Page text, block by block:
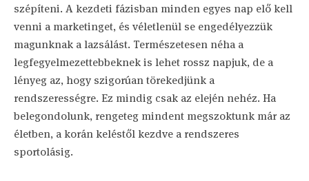
szépíteni. A kezdeti fázisban minden egyes nap elő kell
venni a marketinget, és véletlenül se engedélyezzük
magunknak a lazsálást. Természetesen néha a
legfegyelmezettebbeknek is lehet rossz napjuk, de a
lényeg az, hogy szigorúan törekedjünk a
rendszerességre. Ez mindig csak az elején nehéz. Ha
belegondolunk, rengeteg mindent megszoktunk már az
életben, a korán keléstől kezdve a rendszeres
sportolásig.